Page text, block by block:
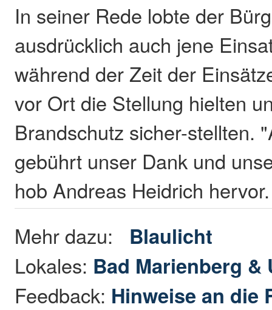
In seiner Rede lobte der
ausdrücklich auch jene
während der Zeit der
vor Ort die Stellung hielten
Brandschutz sicher-stellten.
gebührt unser Dank und
hob Andreas Heidrich
Mehr dazu: Blaulicht
Lokales: Bad Marienberg &
Feedback: Hinweise an die